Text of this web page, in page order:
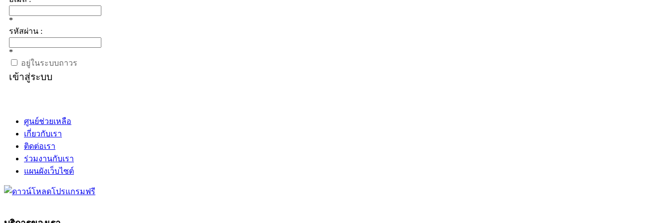
*
รหัสผ่าน :
*
อยู่ในระบบถาวร
เข้าสู่ระบบ
ศูนย์ช่วยเหลือ
เกี่ยวกับเรา
ติดต่อเรา
ร่วมงานกับเรา
แผนผังเว็บไซต์